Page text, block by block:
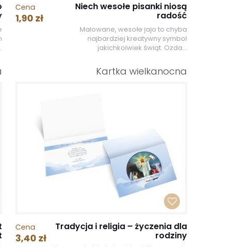
Cena
1,90 zł
Niech wesołe pisanki niosą
radość
Malowane, wesołe jajo to chyba
najbardziej kreatywny symbol
jakichkolwiek świąt. Ozda...
Kartka wielkanocna
Cena
3,40 zł
Tradycja i religia – życzenia dla
rodziny